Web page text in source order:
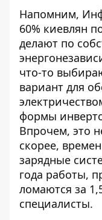
Напомним,
60% киевлян
делают по
что-то
вариант для
формы
Впрочем, это
скорее,
зарядные
года работы,
ломаются за
специалисты.